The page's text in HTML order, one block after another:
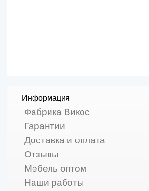
Информация
Фабрика Викос
Гарантии
Доставка и оплата
Отзывы
Мебель оптом
Наши работы